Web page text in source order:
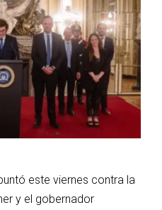
este viernes contra la
y el gobernador